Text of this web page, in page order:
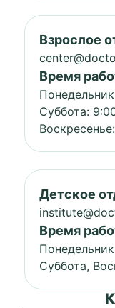
Взрослое
Время
Суббота:
Детское
Время
Суббота,